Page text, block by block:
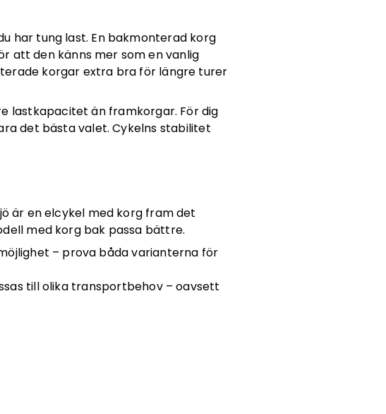
har tung last. En bakmonterad korg
att den känns mer som en vanlig
korgar extra bra för längre turer
lastkapacitet än framkorgar. För dig
det bästa valet. Cykelns stabilitet
är en elcykel med korg fram det
med korg bak passa bättre.
– prova båda varianterna för
till olika transportbehov – oavsett